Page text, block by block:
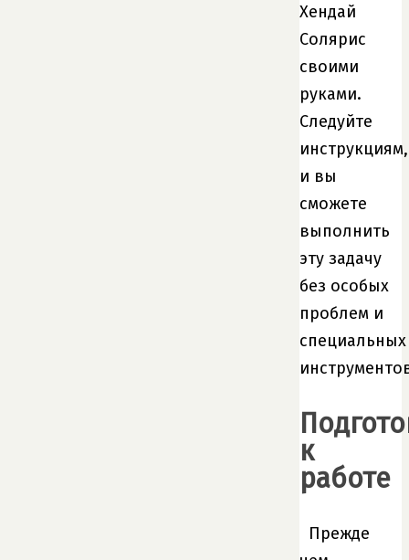
Хендай
Солярис
своими
руками.
Следуйте
инструкциям,
и вы
сможете
выполнить
эту задачу
без особых
проблем и
специальных
к
работе
Прежде